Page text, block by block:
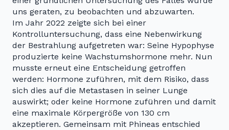
uns geraten, zu beobachten und abzuwarten.
Im Jahr 2022 zeigte sich bei einer
Kontrolluntersuchung, dass eine Nebenwirkung
der Bestrahlung aufgetreten war: Seine Hypophyse
produzierte keine Wachstumshormone mehr. Nun
musste erneut eine Entscheidung getroffen
werden: Hormone zuführen, mit dem Risiko, dass
sich dies auf die Metastasen in seiner Lunge
auswirkt; oder keine Hormone zuführen und damit
eine maximale Körpergröße von 130 cm
akzeptieren. Gemeinsam mit Phineas entschied